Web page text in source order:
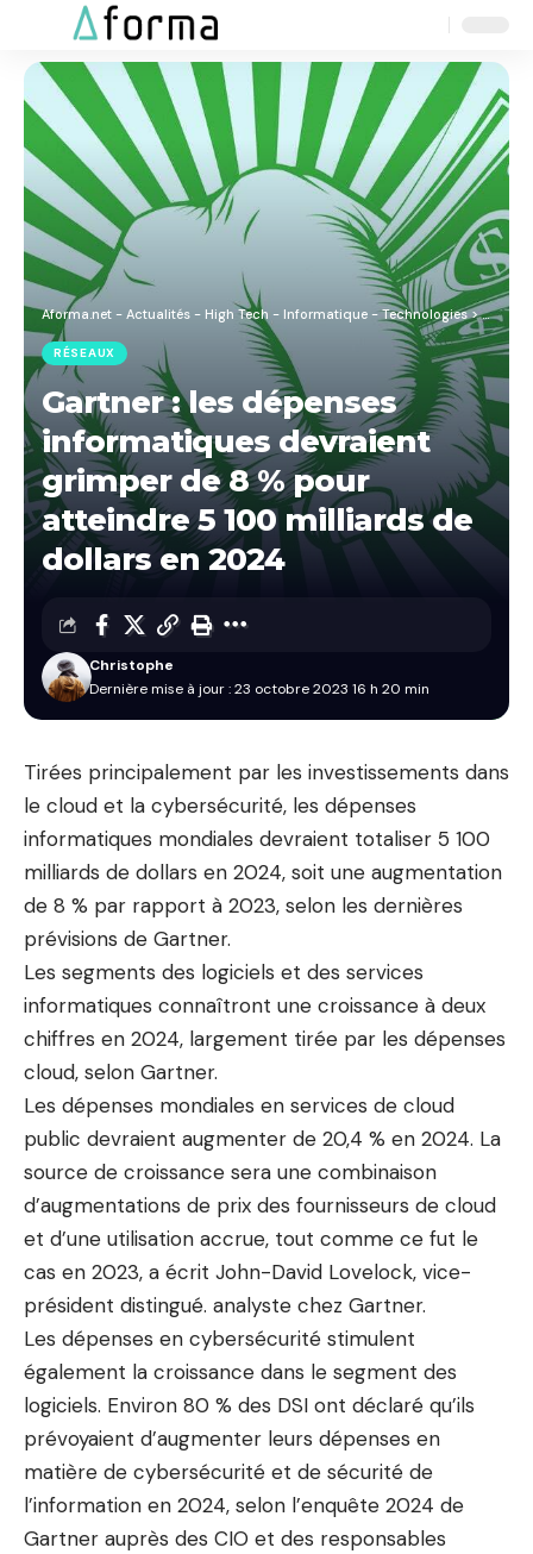
Resizer
Aforma.net - Actualités - High Tech - Informatique - Technologies>Blog
RÉSEAUX
Gartner : les dépenses
informatiques devraient
grimper de 8 % pour
atteindre 5 100 milliards de
dollars en 2024
Dernière mise à jour : 23 octobre 2023 16 h 20 min
Christophe
Tirées principalement par les investissements dans
le cloud et la cybersécurité, les dépenses
informatiques mondiales devraient totaliser 5 100
milliards de dollars en 2024, soit une augmentation
de 8 % par rapport à 2023, selon les dernières
prévisions de Gartner.
Les segments des logiciels et des services
informatiques connaîtront une croissance à deux
chiffres en 2024, largement tirée par les dépenses
cloud, selon Gartner.
Les dépenses mondiales en services de cloud
public devraient augmenter de 20,4 % en 2024. La
source de croissance sera une combinaison
d’augmentations de prix des fournisseurs de cloud
et d’une utilisation accrue, tout comme ce fut le
cas en 2023, a écrit John-David Lovelock, vice-
président distingué. analyste chez Gartner.
Les dépenses en cybersécurité stimulent
également la croissance dans le segment des
logiciels. Environ 80 % des DSI ont déclaré qu’ils
prévoyaient d’augmenter leurs dépenses en
matière de cybersécurité et de sécurité de
l’information en 2024, selon l’enquête 2024 de
Gartner auprès des CIO et des responsables